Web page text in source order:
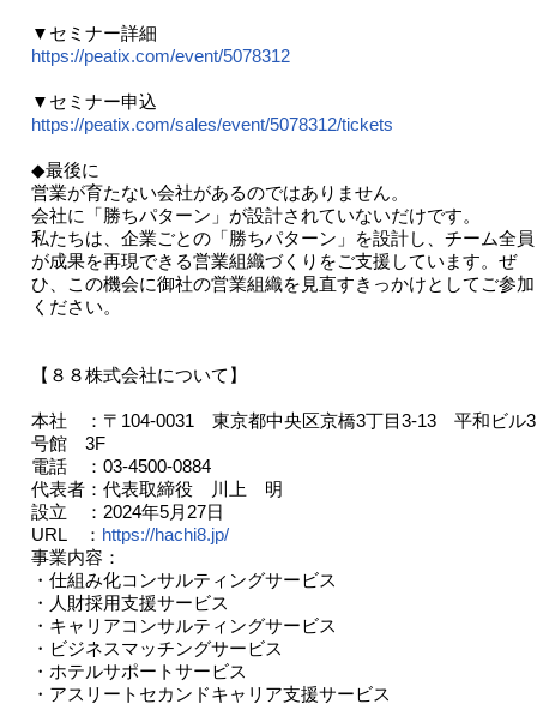
▼セミナー詳細
https://peatix.com/event/5078312
▼セミナー申込
https://peatix.com/sales/event/5078312/tickets
◆最後に
営業が育たない会社があるのではありません。
会社に「勝ちパターン」が設計されていないだけです。
私たちは、企業ごとの「勝ちパターン」を設計し、チーム全員
が成果を再現できる営業組織づくりをご支援しています。ぜ
ひ、この機会に御社の営業組織を見直すきっかけとしてご参加
ください。
【８８株式会社について】
本社 ：〒104-0031 東京都中央区京橋3丁目3-13 平和ビル3
号館 3F
電話 ：03-4500-0884
代表者：代表取締役 川上 明
設立 ：2024年5月27日
URL ： https://hachi8.jp/
事業内容：
・仕組み化コンサルティングサービス
・人財採用支援サービス
・キャリアコンサルティングサービス
・ビジネスマッチングサービス
・ホテルサポートサービス
・アスリートセカンドキャリア支援サービス